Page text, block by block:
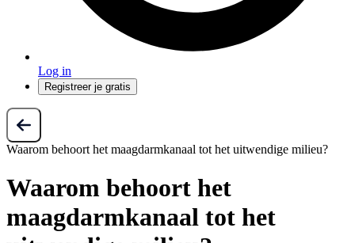
Log in
Registreer je gratis
Waarom behoort het maagdarmkanaal tot het uitwendige milieu?
Waarom behoort het
maagdarmkanaal tot het